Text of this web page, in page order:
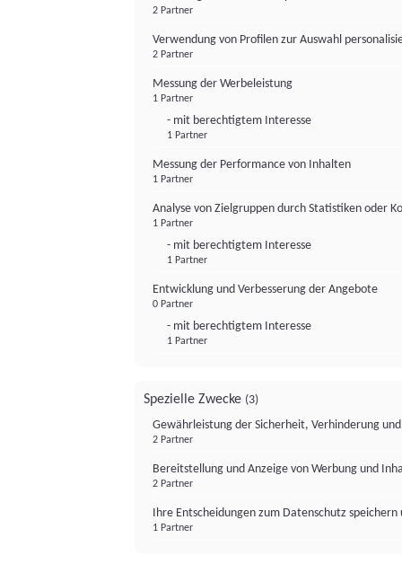
2 Partner
Verwendung von Profilen zur Auswahl
2 Partner
Messung der Werbeleistung
1 Partner
- mit berechtigtem Interesse
1 Partner
Messung der Performance von Inhalten
1 Partner
Analyse von Zielgruppen durch Statistiken oder
1 Partner
- mit berechtigtem Interesse
1 Partner
Entwicklung und Verbesserung der Angebote
0 Partner
- mit berechtigtem Interesse
1 Partner
Spezielle Zwecke (3)
Gewährleistung der Sicherheit, Verhinderung
2 Partner
Bereitstellung und Anzeige von Werbung und
2 Partner
Ihre Entscheidungen zum Datenschutz
1 Partner